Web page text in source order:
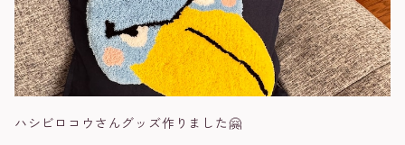
ハシビロコウさんグッズ作りました🤗